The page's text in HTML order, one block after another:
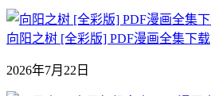
向阳之树 [全彩版] PDF漫画全集下载
2026年7月22日